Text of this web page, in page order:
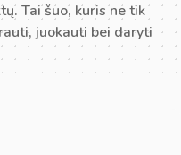
Tai šuo, kuris ne tik
juokauti bei daryti